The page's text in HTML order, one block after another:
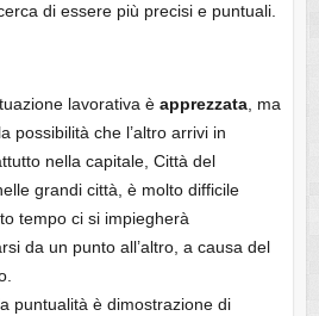
di essere più precisi e puntuali.
lavorativa è apprezzata, ma
possibilità che l’altro arrivi in
nella capitale, Città del
grandi città, è molto difficile
tempo ci si impiegherà
da un punto all’altro, a causa del
puntualità è dimostrazione di